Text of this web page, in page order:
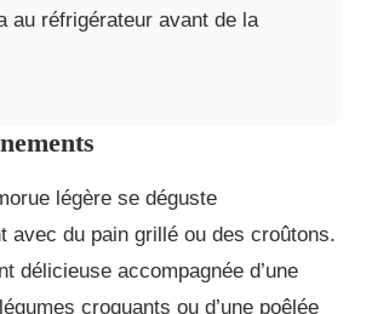
au réfrigérateur avant de la
légère se déguste
avec du pain grillé ou des croûtons.
délicieuse accompagnée d’une
croquants ou d’une poêlée